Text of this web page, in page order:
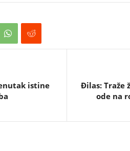
istine
Đilas: Traže
ode na